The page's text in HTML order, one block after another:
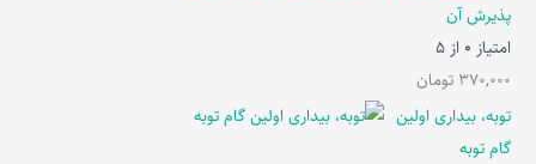
پذیرش آن
امتیاز 0 از 5
370,000 تومان
توبه، بیداری اولین
گام توبه